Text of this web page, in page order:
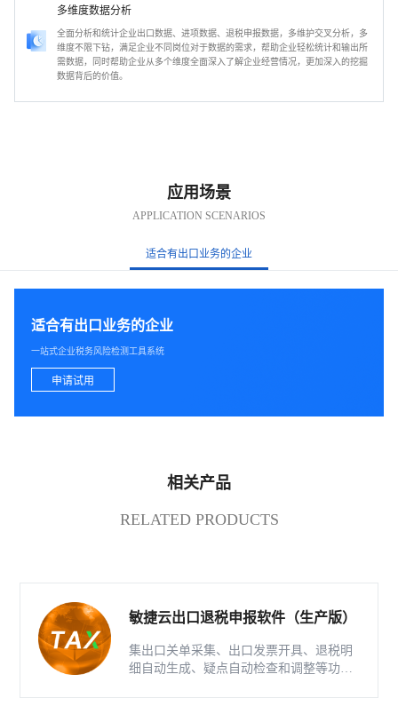
多维度数据分析
全面分析和统计企业出口数据、进项数据、退税申报数据，多维护交叉分析，多
维度不限下钻，满足企业不同岗位对于数据的需求，帮助企业轻松统计和输出所
需数据，同时帮助企业从多个维度全面深入了解企业经营情况，更加深入的挖掘
数据背后的价值。
应用场景
APPLICATION SCENARIOS
适合有出口业务的企业
适合有出口业务的企业
一站式企业税务风险检测工具系统
申请试用
相关产品
RELATED PRODUCTS
敏捷云出口退税申报软件（生产版）
集出口关单采集、出口发票开具、退税明
细自动生成、疑点自动检查和调整等功能